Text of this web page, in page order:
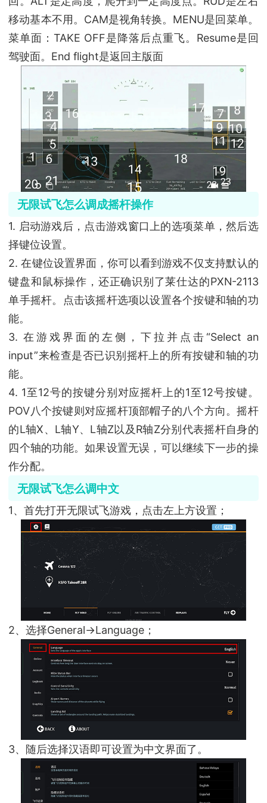
移动基本不用。CAM是视角转换。MENU是回菜单。
菜单面：TAKE OFF是降落后点重飞。Resume是回
驾驶面。End flight是返回主版面
无限试飞怎么调成摇杆操作
1. 启动游戏后，点击游戏窗口上的选项菜单，然后选
择键位设置。
2. 在键位设置界面，你可以看到游戏不仅支持默认的
键盘和鼠标操作，还正确识别了莱仕达的PXN-2113
单手摇杆。点击该摇杆选项以设置各个按键和轴的功
能。
3. 在游戏界面的左侧，下拉并点击“Select an
input”来检查是否已识别摇杆上的所有按键和轴的功
能。
4. 1至12号的按键分别对应摇杆上的1至12号按键。
POV八个按键则对应摇杆顶部帽子的八个方向。摇杆
的L轴X、L轴Y、L轴Z以及R轴Z分别代表摇杆自身的
四个轴的功能。如果设置无误，可以继续下一步的操
作分配。
无限试飞怎么调中文
1、首先打开无限试飞游戏，点击左上方设置；
2、选择General->Language；
3、随后选择汉语即可设置为中文界面了。